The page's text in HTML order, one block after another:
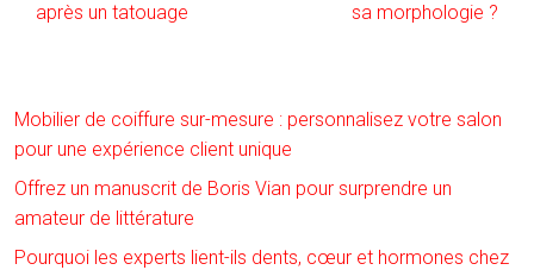
après un tatouage
sa morphologie ?
Mobilier de coiffure sur-mesure : personnalisez votre salon
pour une expérience client unique
Offrez un manuscrit de Boris Vian pour surprendre un
amateur de littérature
Pourquoi les experts lient-ils dents, cœur et hormones chez